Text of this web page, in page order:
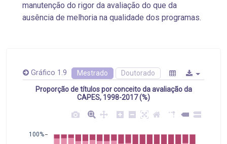
manutenção do rigor da avaliação do que da
ausência de melhoria na qualidade dos programas.
Gráfico 1.9 Mestrado Doutorado
Proporção de títulos por conceito da avaliação da
CAPES, 1998-2017 (%)
100%